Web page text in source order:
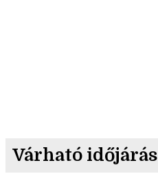
Várható időjárás